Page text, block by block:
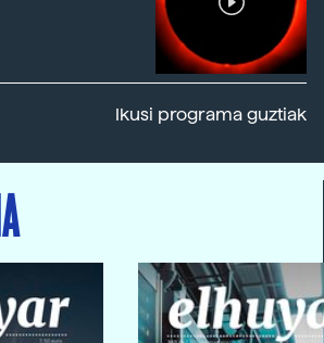
Ikusi programa guztiak